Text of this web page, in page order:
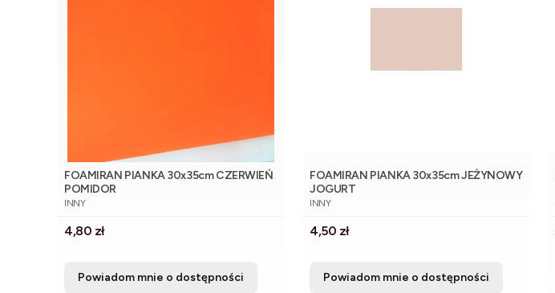
FOAMIRAN PIANKA 30x35cm CZERWIEŃ
POMIDOR
PRODUCENT
INNY
Cena
4,80 zł
Powiadom mnie o dostępności
FOAMIRAN PIANKA 30x35cm JEŻYNOWY
JOGURT
PRODUCENT
INNY
Cena
4,50 zł
Powiadom mnie o dostępności